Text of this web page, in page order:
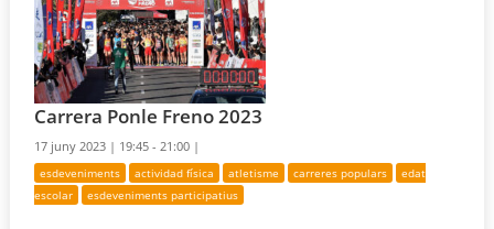
Carrera Ponle Freno 2023
17 juny 2023 | 19:45 - 21:00 |
esdeveniments actividad física atletisme carreres populars
edat
escolar
esdeveniments participatius